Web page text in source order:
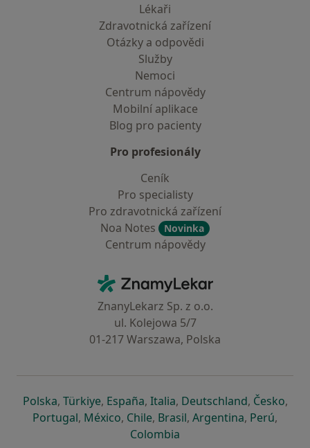
Lékaři
Zdravotnická zařízení
Otázky a odpovědi
Služby
Nemoci
Centrum nápovědy
Mobilní aplikace
Blog pro pacienty
Pro profesionály
Ceník
Pro specialisty
Pro zdravotnická zařízení
Noa Notes
Novinka
Centrum nápovědy
ZnamyLekar - Hlavní stránka
ZnanyLekarz Sp. z o.o.
ul. Kolejowa 5/7
01-217 Warszawa, Polska
Polskase otevře v nové záložce
, Türkiyese otevře v nové záložce
, Españase otevře v nové záložce
, Italiase otevře v nové záložce
, Deutschlandse otevře v
, Českose
,
Portugalse otevře v nové záložce
, Méxicose otevře v nové záložce
, Chilese otevře v nové záložce
, Brasilse otevře v nové
, Argentinase otevře v
, Perúse
,
Colombia